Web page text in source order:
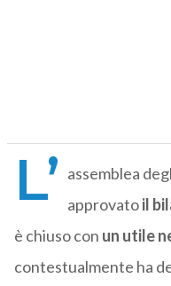
L’ assemblea
approvatoil
è chiuso con un utile
contestualmente ha